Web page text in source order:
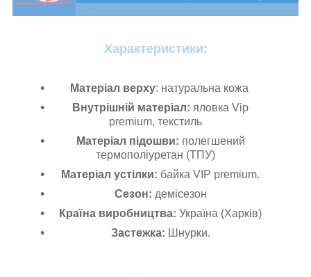
Характеристики:
Матеріал верху: натуральна кожа
Внутрішній матеріал: яловка Vip
premium, текстиль
Матеріал підошви: полегшений
термополіуретан (ТПУ)
Матеріал устілки: байка VIP premium.
Сезон: демісезон
Країна виробництва: Україна (Харків)
Застежка: Шнурки.